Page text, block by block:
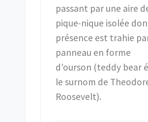
passant par une aire
pique-nique isolée
présence est trahie
panneau en forme
d'ourson (teddy bear
le surnom de
Roosevelt).